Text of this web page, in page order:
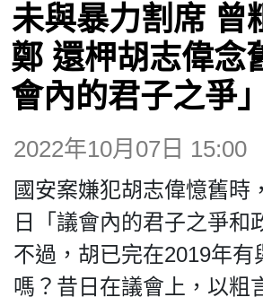
觀點
博客
投票
視頻
昔日
未與暴力割席 曾
鄭 還柙胡志偉念
會內的君子之爭」
2022年10月07日 15:00
國安案嫌犯胡志偉憶舊時
日「議會內的君子之爭和
不過，胡已完在2019年有
嗎？昔日在議會上，以粗